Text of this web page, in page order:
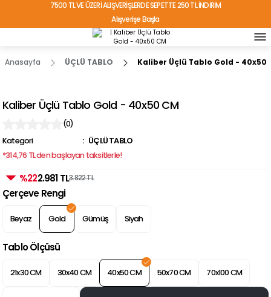
7500 TL VE ÜZERİ ALIŞVERİŞLERDE SEPETTE 250 TL İNDİRİM
Alışverişe Başla
TÜRKİYE'NİN HER YERİNE ÜCRETSİZ KARGO!
Anasayfa ÜÇLÜ TABLO Kaliber Üçlü Tablo Gold - 40x50
Kaliber Üçlü Tablo Gold - 40x50 CM
(0)
Kategori
ÜÇLÜ TABLO
*314,76 TL den başlayan taksitlerle!
%222.981 TL3.822 TL
Çerçeve Rengi
Beyaz Gold Gümüş Siyah
Tablo Ölçüsü
21x30 CM 30x40 CM 40x50 CM 50x70 CM 70x100 CM